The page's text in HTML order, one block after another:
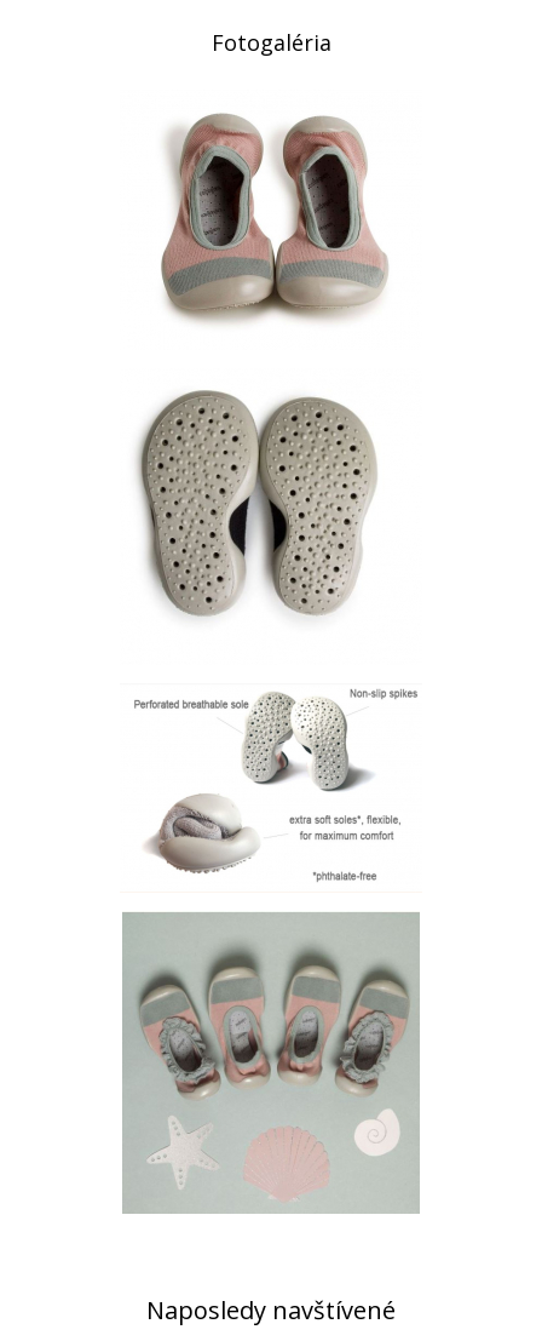
Fotogaléria
Naposledy navštívené